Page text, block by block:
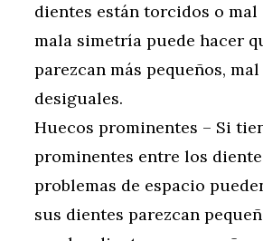
dientes están torcidos o mal
mala simetría puede hacer
parezcan más pequeños,
desiguales.
Huecos prominentes – Si
prominentes entre los
problemas de espacio
sus dientes parezcan